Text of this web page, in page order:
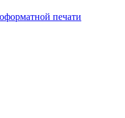
печати